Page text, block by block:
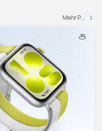
Mehr Produkte